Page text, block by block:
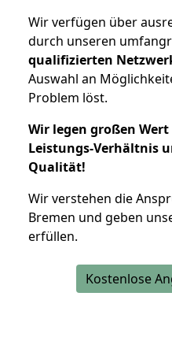
Wir verfügen über
durch unseren
qualifizierten
Auswahl an
Problem löst.
Wir legen großen
Leistungs-Verhältnis
Qualität!
Wir verstehen die
Bremen und geben
erfüllen.
Kostenlose